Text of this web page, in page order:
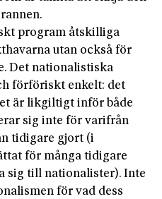
program åtskilliga
utan också för
Det nationalistiska
förföriskt enkelt: det
är likgiltigt inför både
sig inte för varifrån
tidigare gjort (i
för många tidigare
sig till nationalister). Inte
för vad dess